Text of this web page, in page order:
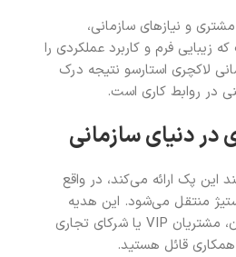
و نیازهای سازمانی،
فرم و کاربرد عملکردی را
لاکچری استارسو نتیجه درک
در روابط کاری است.
در دنیای سازمانی
این پک ارائه می‌کند، در واقع
منتقل می‌شود. این هدیه
شایسته مدیران، سهامداران، مشتریان VIP یا شرکای تجاری
قائل هستید.